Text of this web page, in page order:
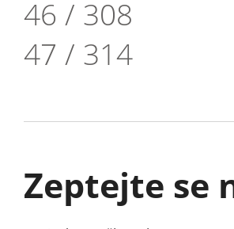
46 / 308
47 / 314
Zeptejte se